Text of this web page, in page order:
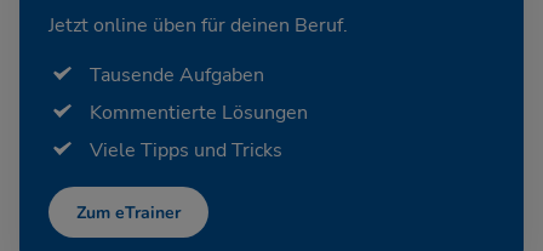
Jetzt online üben für deinen Beruf.
Tausende Aufgaben
Kommentierte Lösungen
Viele Tipps und Tricks
Zum eTrainer